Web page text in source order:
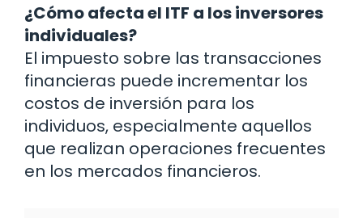
¿Cómo afecta el ITF a los inversores
individuales?
El impuesto sobre las transacciones
financieras puede incrementar los
costos de inversión para los
individuos, especialmente aquellos
que realizan operaciones frecuentes
en los mercados financieros.